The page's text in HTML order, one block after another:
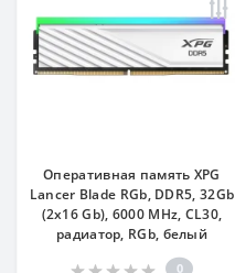
Оперативная память XPG
Lancer Blade RGb, DDR5, 32Gb
(2x16 Gb), 6000 MHz, CL30,
радиатор, RGb, белый
0